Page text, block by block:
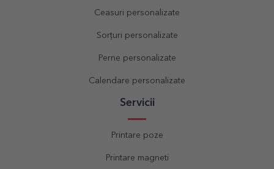
Ceasuri personalizate
Sorțuri personalizate
Perne personalizate
Calendare personalizate
Servicii
Printare poze
Printare magneti